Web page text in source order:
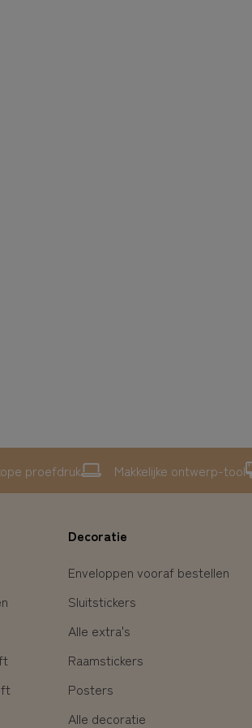
proefdruk Makkelijke ontwerp-tool
Decoratie
Enveloppen vooraf bestellen
Sluitstickers
Alle extra's
Raamstickers
Posters
Alle decoratie